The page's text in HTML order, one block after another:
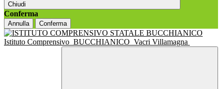
Chiudi
Conferma
Annulla Conferma
Istituto Comprensivo BUCCHIANICO Vacri Villamagna